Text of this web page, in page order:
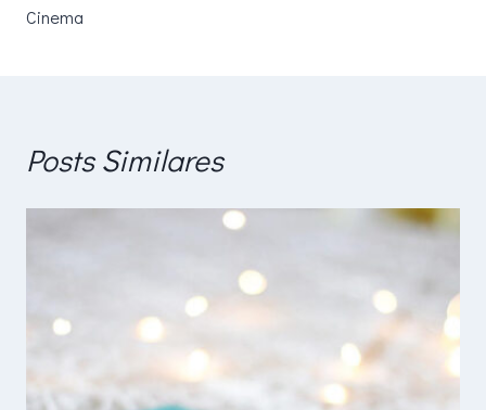
Post
Cinema
Posts Similares